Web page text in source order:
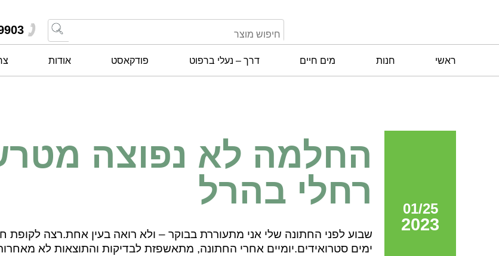
ראשי חנות מים חיים דרך – נעלי ברפוט פודקאסט אודות
01/25
2023
החלמה לא נפוצה
רחלי בהרל
שבוע לפני החתונה שלי אני מתעוררת בבוקר – ולא רואה בעין אחת.רצה לקופת
ימים סטרואידים.יומיים אחרי החתונה, מתאשפזת לבדיקות והתוצאות לא